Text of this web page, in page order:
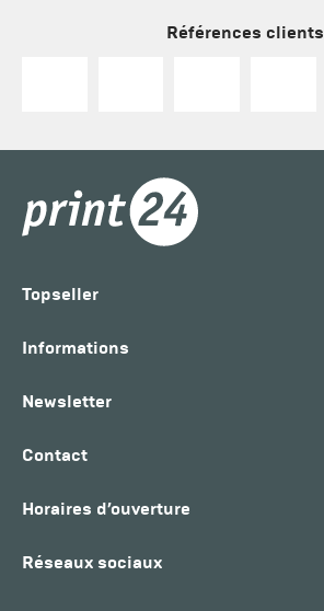
Références clients
Topseller
Informations
Newsletter
Contact
Horaires d’ouverture
Réseaux sociaux